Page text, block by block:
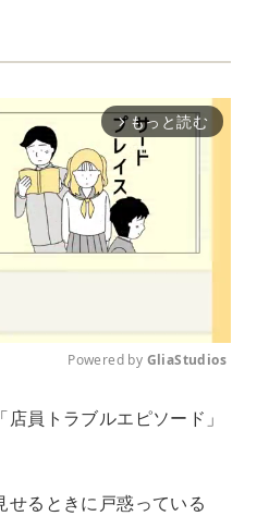
arrow_forward_ios もっと読む
u
Powered by GliaStudios
員トラブルエピソード」
せるときに戸惑っている